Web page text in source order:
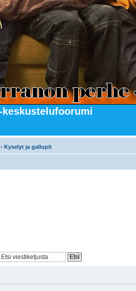
keskustelufoorumi
‹ Kyselyt ja gallupit